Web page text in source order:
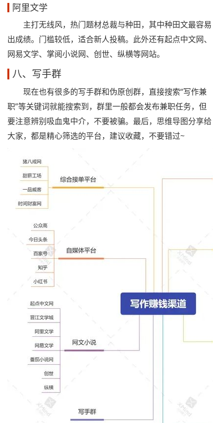
阿里文学
主打无线风，热门题材总裁与种田，其中种田文最容易
出成绩。门槛较低，适合新人投稿。此外还有起点中文网、
网易文学、掌阅小说网、创世、纵横等网站。
八、写手群
现在也有很多的写手群和伪原创群，直接搜索“写作兼
职”等关键词就能搜索到，群里一般都会发布兼职任务，但
要注意辨别吸血鬼中介，不要被骗。最后，思维导图分享给
大家，都是精心筛选的平台，建议收藏，不要错过~